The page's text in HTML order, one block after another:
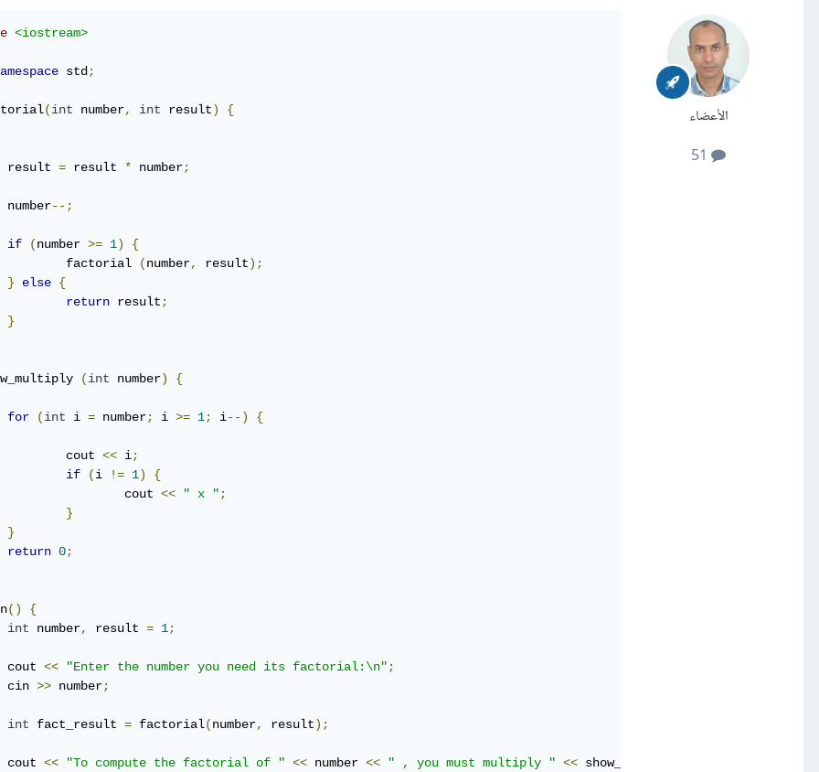
الأعضاء
<iostream>
std ;
(int number, int result) {
	result
= result * number;
	number
--;
if (number >= 1)
{
		factorial
(number, result);
}
else {
return result ;
}
(int number) {
for (int i = number; i >= 1; i--) {
		cout
<< i;
if
(i != 1)
{
			cout
<< " x " ;
}
}
return 0;
()
{
int number, result = 1;
	cout
<< "Enter the number you need its factorial:\n" ;
	cin
>> number;
int fact_result = factorial(number, result);
	cout
<< "To compute the factorial of " << number << " , you must multiply " << show_multiply